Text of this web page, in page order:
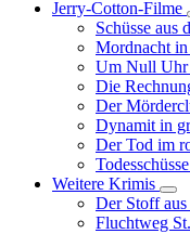
Jerry-Cotton-Filme
Schüsse aus
Mordnacht
Um Null Uhr
Die
Der
Dynamit in
Der Tod im
Weitere Krimis
von
Der Stoff aus
Fluchtweg